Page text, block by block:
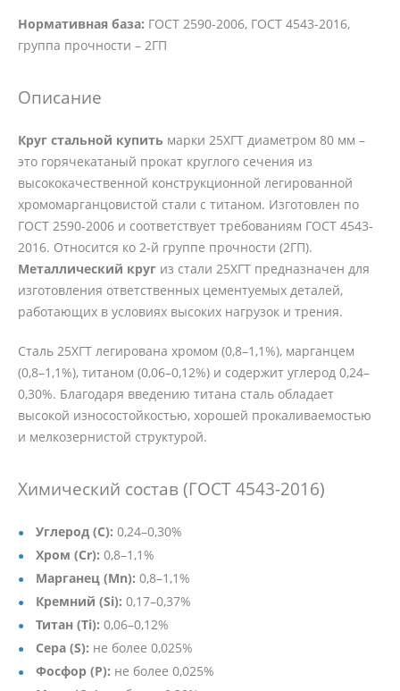
Нормативная база: ГОСТ 2590-2006, ГОСТ 4543-2016,
группа прочности – 2ГП
Описание
Круг стальной купить марки 25ХГТ диаметром 80 мм –
это горячекатаный прокат круглого сечения из
высококачественной конструкционной легированной
хромомарганцовистой стали с титаном. Изготовлен по
ГОСТ 2590-2006 и соответствует требованиям ГОСТ 4543-
2016. Относится ко 2-й группе прочности (2ГП).
Металлический круг из стали 25ХГТ предназначен для
изготовления ответственных цементуемых деталей,
работающих в условиях высоких нагрузок и трения.
Сталь 25ХГТ легирована хромом (0,8–1,1%), марганцем
(0,8–1,1%), титаном (0,06–0,12%) и содержит углерод 0,24–
0,30%. Благодаря введению титана сталь обладает
высокой износостойкостью, хорошей прокаливаемостью
и мелкозернистой структурой.
Химический состав (ГОСТ 4543-2016)
Углерод (C): 0,24–0,30%
Хром (Cr): 0,8–1,1%
Марганец (Mn): 0,8–1,1%
Кремний (Si): 0,17–0,37%
Титан (Ti): 0,06–0,12%
Сера (S): не более 0,025%
Фосфор (P): не более 0,025%